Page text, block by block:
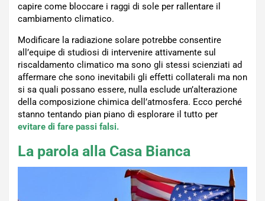
capire come bloccare i raggi di sole per rallentare il
cambiamento climatico.
Modificare la radiazione solare potrebbe consentire
all’equipe di studiosi di intervenire attivamente sul
riscaldamento climatico ma sono gli stessi scienziati ad
affermare che sono inevitabili gli effetti collaterali ma non
si sa quali possano essere, nulla esclude un’alterazione
della composizione chimica dell’atmosfera. Ecco perché
stanno tentando pian piano di esplorare il tutto per
evitare di fare passi falsi.
La parola alla Casa Bianca